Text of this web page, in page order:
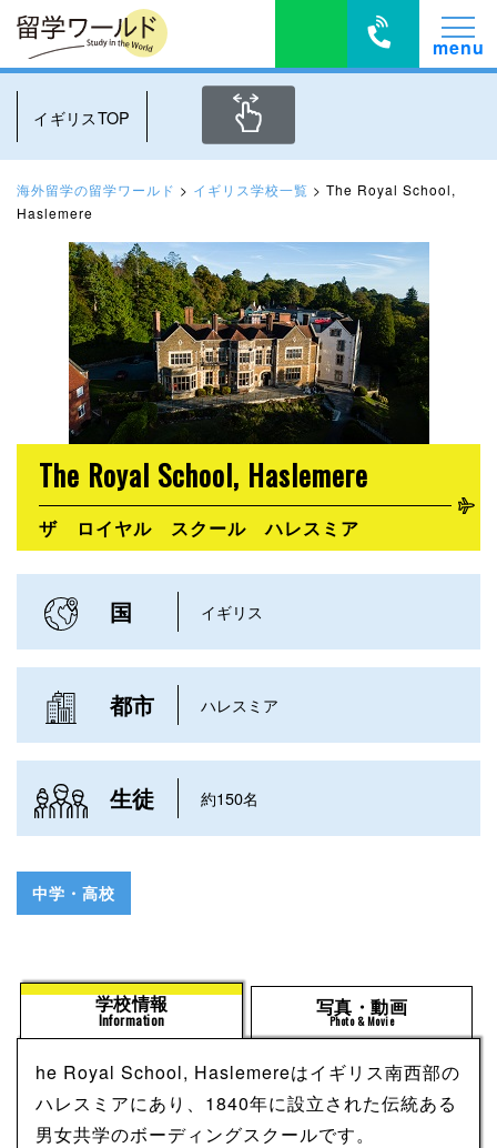
イギリスTOP
海外留学の留学ワールド > イギリス学校一覧 > The Royal School,
Haslemere
The Royal School, Haslemere
ザ ロイヤル スクール ハレスミア
国 イギリス
都市 ハレスミア
生徒 約150名
中学・高校
学校情報
Information
写真・動画
Photo & Movie
he Royal School, Haslemereはイギリス南西部の
ハレスミアにあり、1840年に設立された伝統ある
男女共学のボーディングスクールです。